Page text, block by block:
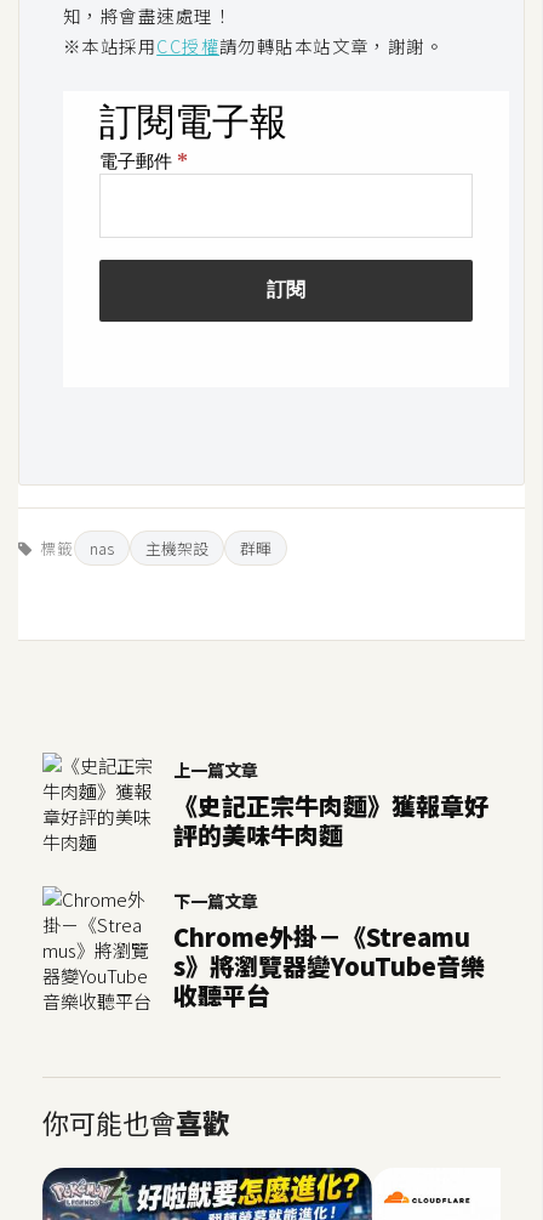
知，將會盡速處理！
※本站採用CC授權請勿轉貼本站文章，謝謝。
標籤 nas 主機架設 群暉
上一篇文章
《史記正宗牛肉麵》獲報章好
評的美味牛肉麵
下一篇文章
Chrome外掛－《Streamu
s》將瀏覽器變YouTube音樂
收聽平台
你可能也會喜歡